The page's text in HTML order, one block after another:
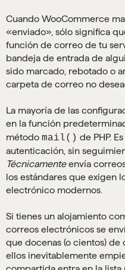
Cuando WooCommerce
«enviado», sólo significa
función de correo de tu
bandeja de entrada de
sido marcado, rebotado o
carpeta de correo no
La mayoría de las
en la función
método mail() de PHP.
autenticación, sin
Técnicamenteenvía
los estándares que exigen
electrónico modernos.
Si tienes un alojamiento
correos electrónicos se
que docenas (o cientos) de
ellos inevitablemente